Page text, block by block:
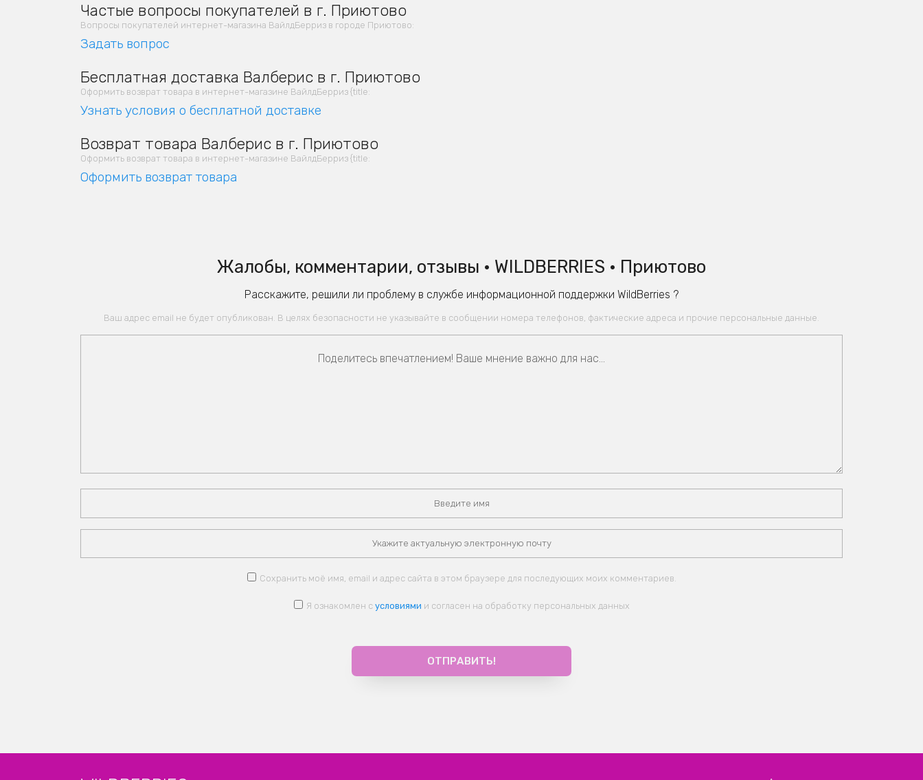
Частые вопросы покупателей в г. Приютово
Вопросы покупателей интернет-магазина ВайлдБерриз в городе Приютово:
Задать вопрос
Бесплатная доставка Валберис в г. Приютово
Оформить возврат товара в интернет-магазине ВайлдБерриз {title:
Узнать условия о бесплатной доставке
Возврат товара Валберис в г. Приютово
Оформить возврат товара в интернет-магазине ВайлдБерриз {title:
Оформить возврат товара
Жалобы, комментарии, отзывы • WILDBERRIES • Приютово
Расскажите, решили ли проблему в службе информационной поддержки WildBerries ?
Ваш адрес email не будет опубликован. В целях безопасности не указывайте в сообщении номера телефонов, фактические адреса и прочие персональные данные.
Сохранить моё имя, email и адрес сайта в этом браузере для последующих моих комментариев.
Я ознакомлен с условиями и согласен на обработку персональных данных